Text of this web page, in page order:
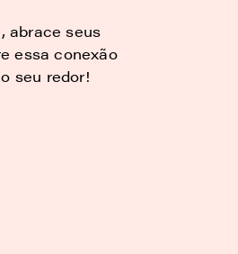
abrace seus
essa conexão
seu redor!